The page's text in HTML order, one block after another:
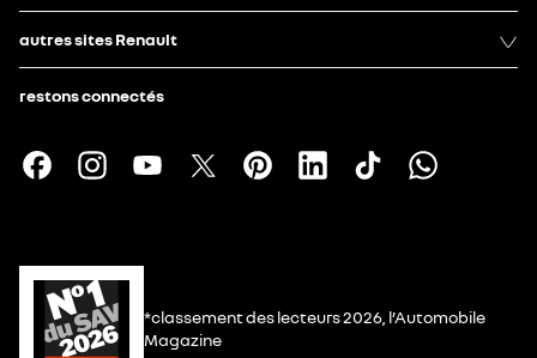
autres sites Renault
restons connectés
*classement des lecteurs 2026, l’Automobile
Magazine